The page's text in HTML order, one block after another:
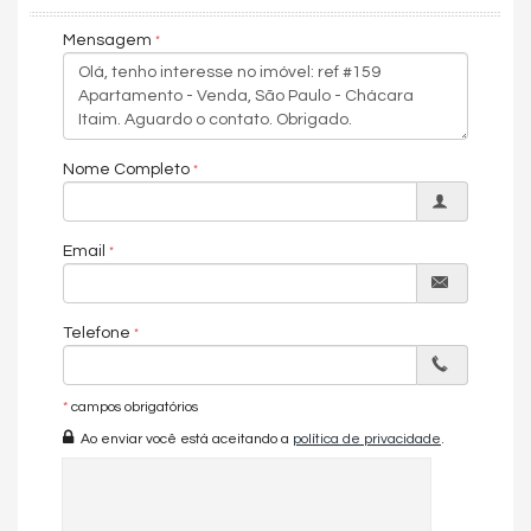
✨ Um imóvel raro para quem busca exclusividade, localização
privilegiada e uma vista simplesmente inesquecível.
265m² | 4 Suítes | 2 Varandas | Varanda Gourmet | Vista
Panorâmica | Reformado | Alto Padrão | Parque Global.
Características do Imóvel
Ar Condicionado
Churrasqueira
Despensa
Piso Porcelanato
Vista Livre
Acabamento em Gesso
Mensagem
Nome Completo
Email
Telefone
* campos obrigatórios
Ao enviar você está aceitando a política de privacidade